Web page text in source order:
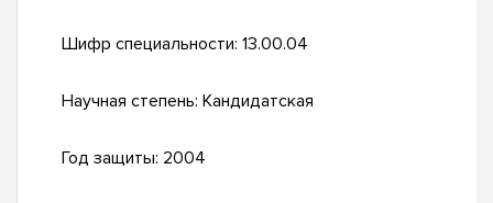
Шифр специальности: 13.00.04
Научная степень: Кандидатская
Год защиты: 2004